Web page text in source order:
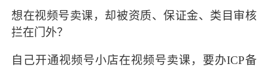
想在视频号卖课，却被资质、保证金、类目审核
拦在门外？
自己开通视频号小店在视频号卖课，要办ICP备